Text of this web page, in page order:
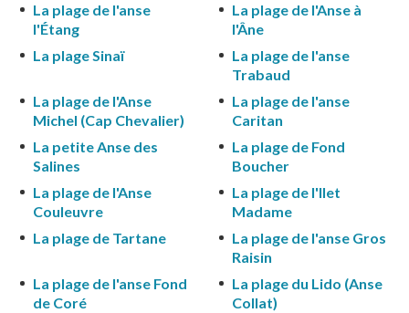
La plage de l'anse
l'Étang
La plage de l'Anse à
l'Âne
La plage Sinaï
La plage de l'anse
Trabaud
La plage de l'Anse
Michel (Cap Chevalier)
La plage de l'anse
Caritan
La petite Anse des
Salines
La plage de Fond
Boucher
La plage de l'Anse
Couleuvre
La plage de l'Ilet
Madame
La plage de Tartane
La plage de l'anse Gros
Raisin
La plage de l'anse Fond
de Coré
La plage du Lido (Anse
Collat)